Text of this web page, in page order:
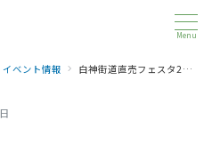
Menu
イベント情報 白神街道直売フェスタ2025